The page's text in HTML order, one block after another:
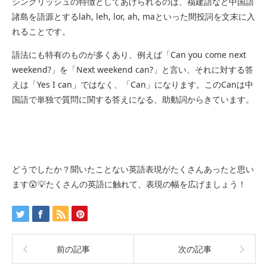
諸島を語源とするlah, leh, lor, ah, maといった間投詞を文末に入
れることです。
語法にも特有のものが多くあり、例えば「Can you come next
weekend?」を「Next weekend can?」と言い、それに対する答
えは「Yes I can」ではなく、「Can」になります。このCanは中
国語で単独で質問に関する答えになる、助動詞からきています。
どうでしたか？聞いたことない英語表現がたくさんあったと思い
ます😲💡たくさんの英語に触れて、表現の幅を広げましょう！
前の記事 次の記事